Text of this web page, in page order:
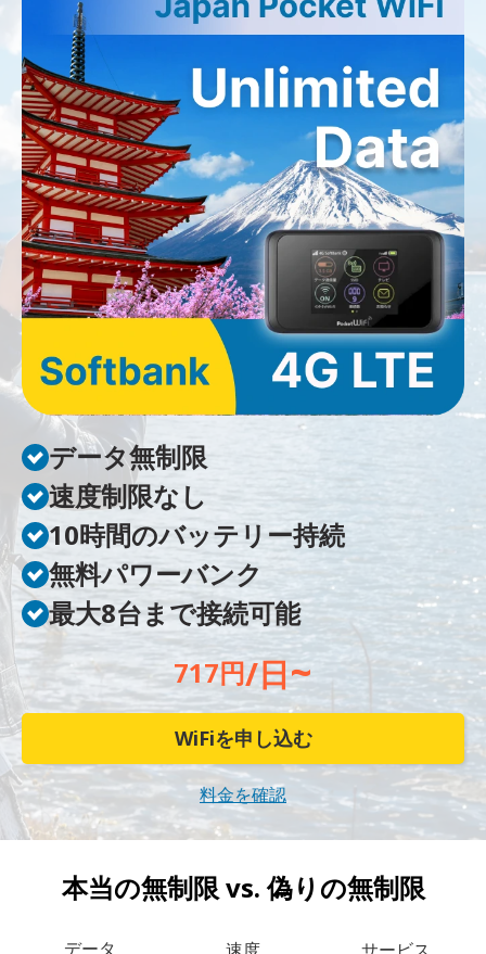
データ無制限
速度制限なし
10時間のバッテリー持続
無料パワーバンク
最大8台まで接続可能
717円/日~
WiFiを申し込む
料金を確認
本当の無制限 vs.偽りの無制限
データ